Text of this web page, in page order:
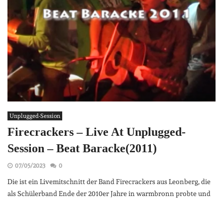
Unplugged-Session
Firecrackers – Live At Unplugged-
Session – Beat Baracke(2011)
07/05/2023 0
Die ist ein Livemitschnitt der Band Firecrackers aus Leonberg, die
als Schülerband Ende der 2010er Jahre in warmbronn probte und